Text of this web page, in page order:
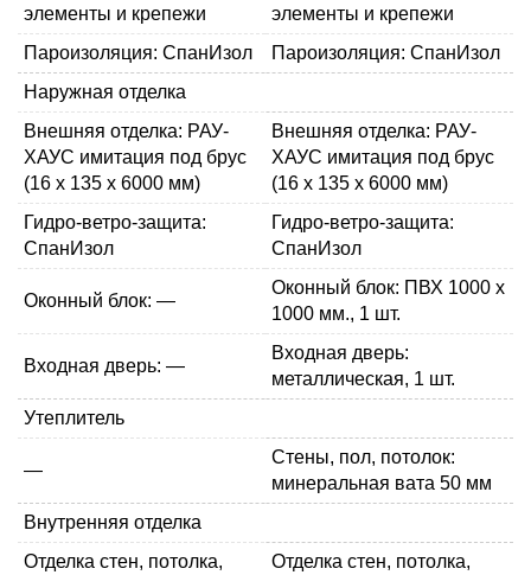
элементы и крепежи
элементы и крепежи
Пароизоляция: СпанИзол
Пароизоляция: СпанИзол
Наружная отделка
Внешняя отделка: РАУ-
ХАУС имитация под брус
(16 х 135 х 6000 мм)
Внешняя отделка: РАУ-
ХАУС имитация под брус
(16 х 135 х 6000 мм)
Гидро-ветро-защита:
СпанИзол
Гидро-ветро-защита:
СпанИзол
Оконный блок: —
Оконный блок: ПВХ 1000 х
1000 мм., 1 шт.
Входная дверь: —
Входная дверь:
металлическая, 1 шт.
Утеплитель
—
Стены, пол, потолок:
минеральная вата 50 мм
Внутренняя отделка
Отделка стен, потолка,
Отделка стен, потолка,